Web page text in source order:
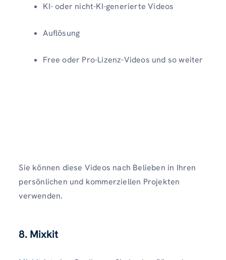
KI- oder nicht-KI-generierte Videos
Auflösung
Free oder Pro-Lizenz-Videos und so weiter
Sie können diese Videos nach Belieben in Ihren
persönlichen und kommerziellen Projekten
verwenden.
8. Mixkit